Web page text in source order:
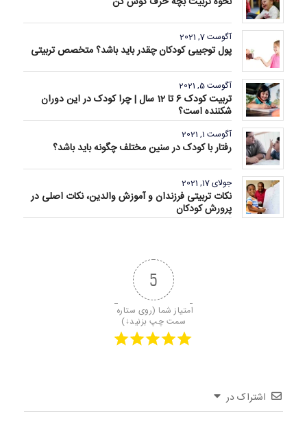
آگوست 7, 2021
پول توجیبی کودکان چقدر باید باشد؟ متخصص تربیتی
آگوست 5, 2021
تربیت کودک 6 تا 12 سال | چرا کودک در این دوران
شکننده است؟
آگوست 1, 2021
رفتار با کودک در سنین مختلف چگونه باید باشد؟
جولای 17, 2021
نکات تربیتی فرزندان و آموزش والدین، نکات اصلی در
پرورش کودکان
5
امتیاز شما (روی ستاره
سمت چپ بزنید↓)
اشتراک در